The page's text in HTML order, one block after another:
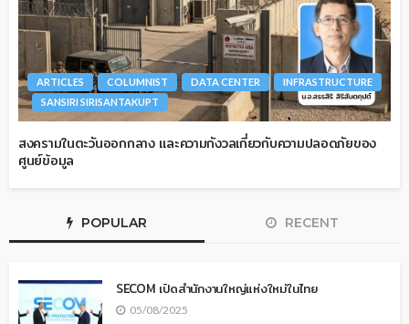
ARTICLES COLUMNIST DATA CENTER
INFRASTRUCTURE
SANSIRI SIRISANTAKUPT
สงครามในตะวันออกกลาง และความกังวลเกี่ยวกับความปลอดภัยของ
ศูนย์ข้อมูล
POPULAR RECENT
SECOM เปิดสำนักงานใหญ่แห่งใหม่ในไทย
05/08/2025